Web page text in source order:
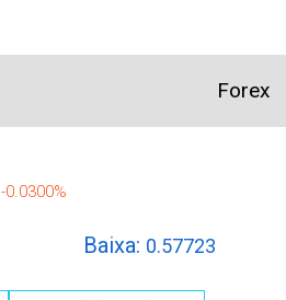
Forex
-0.0300%
Baixa: 0.57723